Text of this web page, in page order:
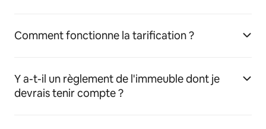
Comment fonctionne la tarification ?
Y a-t-il un règlement de l'immeuble dont je
devrais tenir compte ?